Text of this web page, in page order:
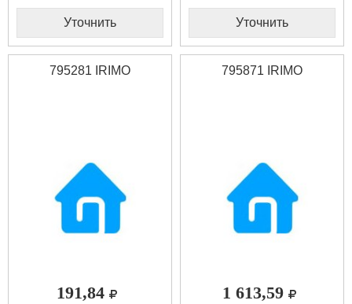
Уточнить Уточнить
795281 IRIMO
191,84
795871 IRIMO
1 613,59